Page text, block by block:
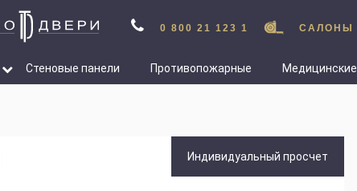
0 800 21 123 1 САЛОНЫ
Стеновые панели Противопожарные Медицинские
Индивидуальный просчет